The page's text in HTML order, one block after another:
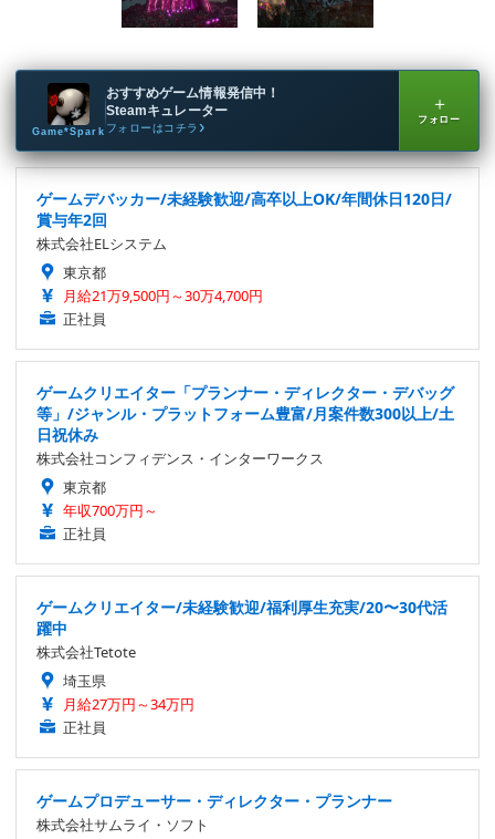
Game*Spark
おすすめゲーム情報発信中！
Steamキュレーター
フォローはコチラ
＋
フォロー
ゲームデバッカー/未経験歓迎/高卒以上OK/年間休日120日/
賞与年2回
株式会社ELシステム
東京都
月給21万9,500円～30万4,700円
正社員
ゲームクリエイター「プランナー・ディレクター・デバッグ
等」/ジャンル・プラットフォーム豊富/月案件数300以上/土
日祝休み
株式会社コンフィデンス・インターワークス
東京都
年収700万円～
正社員
ゲームクリエイター/未経験歓迎/福利厚生充実/20〜30代活
躍中
株式会社Tetote
埼玉県
月給27万円～34万円
正社員
ゲームプロデューサー・ディレクター・プランナー
株式会社サムライ・ソフト